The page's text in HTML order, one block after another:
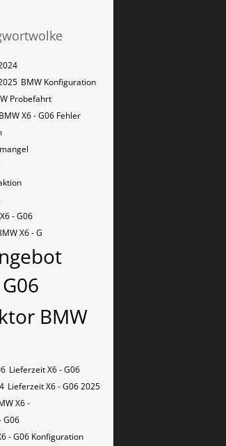
BMW Konfiguration
Probefahrt
BMW X6 - G06 Fehler
- G06
X6 - G
BMW
Lieferzeit X6 - G06
Lieferzeit X6 - G06 2025
X6 -
G06
- G06 Konfiguration